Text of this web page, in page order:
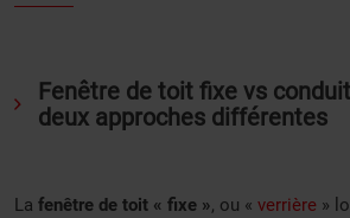
Fenêtre de toit fixe vs
deux approches différentes
La fenêtre de toit « fixe », ou « verrière »